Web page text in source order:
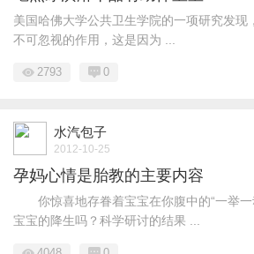
美国哈佛大学公共卫生学院的一项研究发现
不可忽视的作用，这是因为 ...
2793 0
水汽包子
2012-10-25
孕妈心情是胎教的主要内容
你惊喜地存眷着宝宝在你腹中的“一举一
宝宝的降生吗？科学研讨的结果 ...